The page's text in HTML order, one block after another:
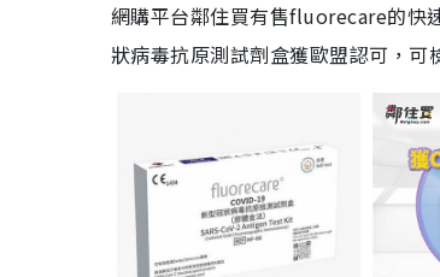
網購平台鄰住買有售fluorecare的快
狀病毒抗原測試劑盒獲歐盟認可，